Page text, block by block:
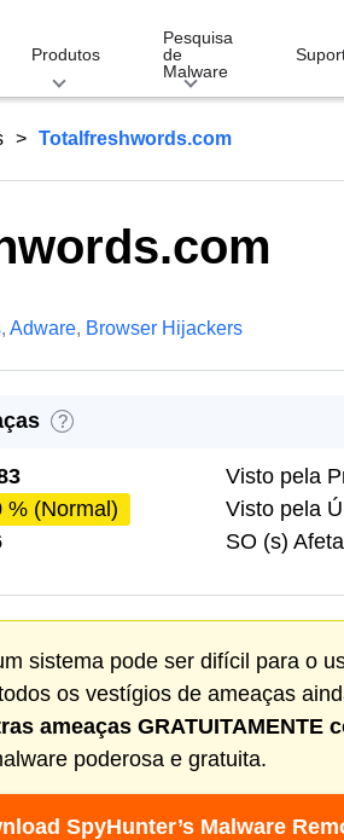
Produtos
Pesquisa
de
Malware
Totalfreshwords.com
, Adware, Browser Hijackers
?
% (Normal)
Visto pela
Visto pela
SO (s)
sistema pode ser difícil para o
os vestígios de ameaças
ameaças GRATUITAMENTE
poderosa e gratuita.
SpyHunter’s Malware